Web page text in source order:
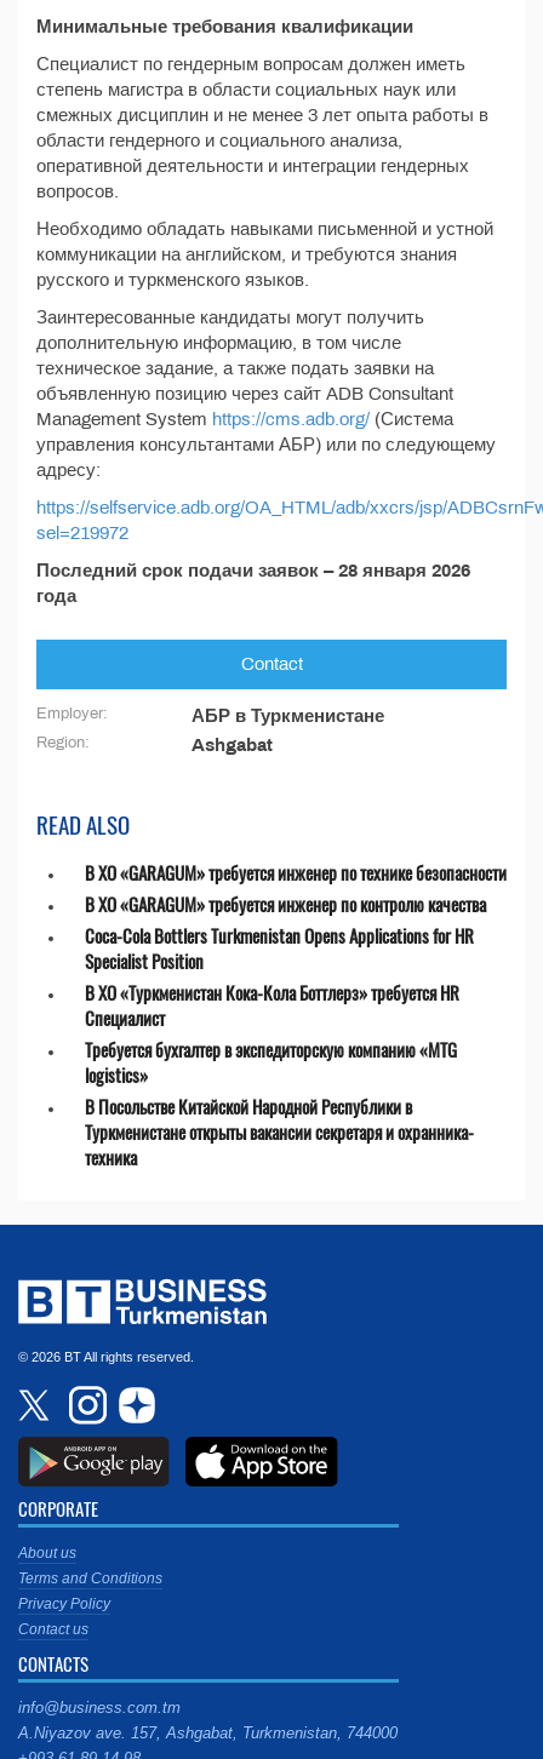
Минимальные требования квалификации
Специалист по гендерным вопросам должен иметь
степень магистра в области социальных наук или
смежных дисциплин и не менее 3 лет опыта работы в
области гендерного и социального анализа,
оперативной деятельности и интеграции гендерных
вопросов.
Необходимо обладать навыками письменной и устной
коммуникации на английском, и требуются знания
русского и туркменского языков.
Заинтересованные кандидаты могут получить
дополнительную информацию, в том числе
техническое задание, а также подать заявки на
объявленную позицию через сайт ADB Consultant
Management System https://cms.adb.org/ (Система
управления консультантами АБР) или по следующему
адресу:
https://selfservice.adb.org/OA_HTML/adb/xxcrs/jsp/
sel=219972
Последний срок подачи заявок – 28 января 2026
года
Contact
Employer: АБР в Туркменистане
Region: Ashgabat
READ ALSO
В ХО «GARAGUM» требуется инженер по технике безопасности
В ХО «GARAGUM» требуется инженер по контролю качества
Coca-Cola Bottlers Turkmenistan Opens Applications for HR
Specialist Position
В ХО «Туркменистан Кока-Кола Боттлерз» требуется HR
Специалист
Требуется бухгалтер в экспедиторскую компанию «MTG
logistics»
В Посольстве Китайской Народной Республики в
Туркменистане открыты вакансии секретаря и охранника-
техника
© 2026 BT All rights reserved.
CORPORATE
About us
Terms and Conditions
Privacy Policy
Contact us
CONTACTS
info@business.com.tm
A.Niyazov ave. 157, Ashgabat, Turkmenistan, 744000